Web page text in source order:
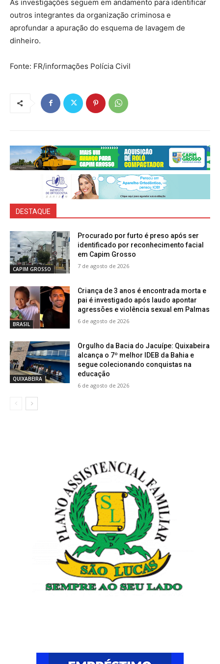
As investigações seguem em andamento para identificar
outros integrantes da organização criminosa e
aprofundar a apuração do esquema de lavagem de
dinheiro.
Fonte: FR/informações Polícia Civil
DESTAQUE
CAPIM GROSSO
Procurado por furto é preso após ser
identificado por reconhecimento facial
em Capim Grosso
7 de agosto de 2026
BRASIL
Criança de 3 anos é encontrada morta e
pai é investigado após laudo apontar
agressões e violência sexual em Palmas
6 de agosto de 2026
QUIXABEIRA
Orgulho da Bacia do Jacuípe: Quixabeira
alcança o 7º melhor IDEB da Bahia e
segue colecionando conquistas na
educação
6 de agosto de 2026